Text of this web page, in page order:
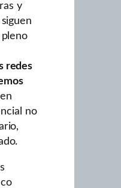
y
redes
no